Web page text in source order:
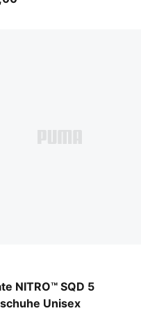
NITRO™ SQD 5
Unisex
PUMA Black-Sugared